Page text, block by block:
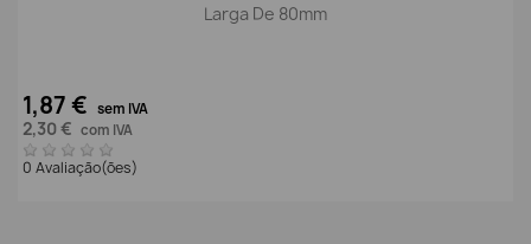
Larga De 80mm
1,87 € sem IVA
2,30 € com IVA
0 Avaliação(ões)